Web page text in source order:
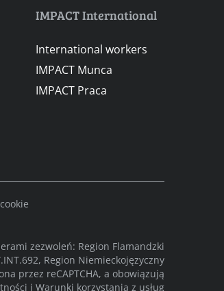
IMPACT International
International workers
IMPACT Munca
IMPACT Praca
zezwoleń: Region Flamandzki
Region Niemieckojęzyczny
przez reCAPTCHA, a obowiązują
i Warunki korzystania z usług